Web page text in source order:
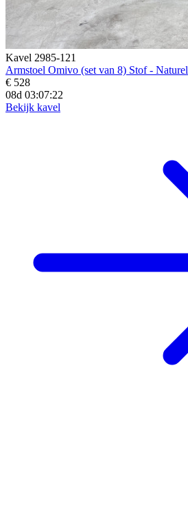
Kavel 2985-121
Armstoel Omivo (set van 8) Stof - Naturel
€ 528
08d 03:07:20
Bekijk kavel